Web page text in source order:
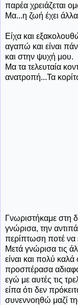
παρέα χρειάζεται
Μα...η ζωή έχει
Είχα και
αγαπώ και είναι
και στην ψυχή μου.
Μα τα τελευταία
ανατροπή...Τα
Γνωριστήκαμε στη
γνώρισα, την
περίπτωση ποτέ να
Μετά γνώρισα τις
είναι και πολύ
προσπέρασα
εγώ με αυτές τις
είπα ότι δεν
συνεννοηθώ μαζί